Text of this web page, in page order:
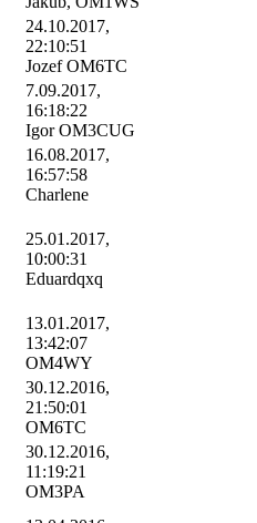
24.10.2017,
22:10:51
Jozef OM6TC
7.09.2017,
16:18:22
Igor OM3CUG
16.08.2017,
16:57:58
Charlene
25.01.2017,
10:00:31
Eduardqxq
13.01.2017,
13:42:07
OM4WY
30.12.2016,
21:50:01
OM6TC
30.12.2016,
11:19:21
OM3PA